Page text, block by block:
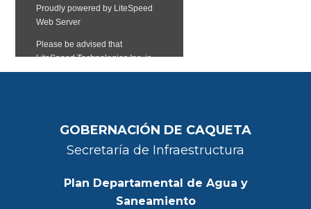
GOBERNACIÓN DE CAQUETA
Secretaría de Infraestructura
Plan Departamental de Agua y
Saneamiento